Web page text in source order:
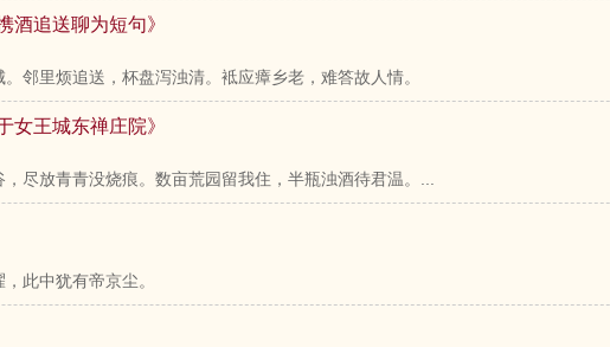
酒追送聊为短句》
邻里烦追送，杯盘泻浊清。袛应瘴乡老，难答故人情。
女王城东禅庄院》
尽放青青没烧痕。数亩荒园留我住，半瓶浊酒待君温。...
此中犹有帝京尘。